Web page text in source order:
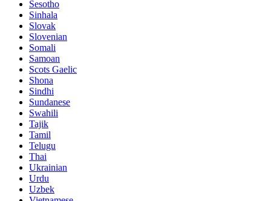
Sesotho
Sinhala
Slovak
Slovenian
Somali
Samoan
Scots Gaelic
Shona
Sindhi
Sundanese
Swahili
Tajik
Tamil
Telugu
Thai
Ukrainian
Urdu
Uzbek